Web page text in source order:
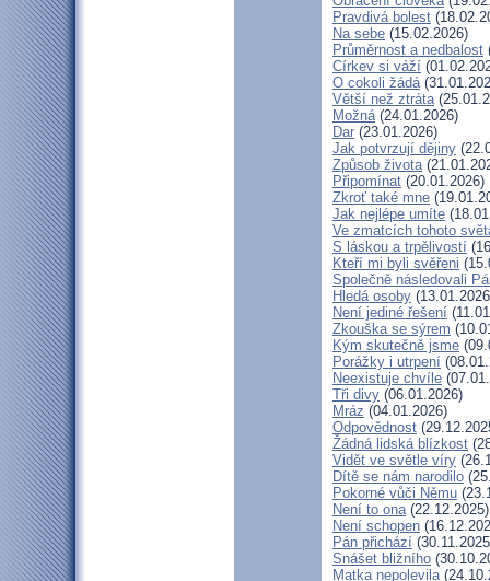
Pravdivá bolest
Na sebe (15.02.2026)
Průměrnost a nedbalost
Církev si váží
O cokoli žádá
Větší než ztráta
Možná(24.01.2026)
Dar (23.01.2026)
Jak potvrzují dějiny
Způsob života
Připomínat (20.01.2026)
Zkroť také mne
Jak nejlépe umíte
Ve zmatcích tohoto
S láskou a trpělivostí
Kteří mi byli svěřeni
Společně následovali
Hledá osoby
Není jediné řešení
Zkouška se sýrem
Kým skutečně jsme
Porážky i utrpení
Neexistuje chvíle
Tři divy (06.01.2026)
Mráz (04.01.2026)
Odpovědnost
Žádná lidská blízkost
Vidět ve světle víry
Dítě se nám narodilo
Pokorné vůči Němu
Není to ona(22.12.2025)
Není schopen
Pán přichází
Snášet bližního
Matka nepolevila